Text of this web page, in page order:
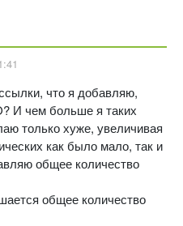
что я добавляю,
И чем больше я таких
только хуже, увеличивая
как было мало, так и
общее количество
общее количество